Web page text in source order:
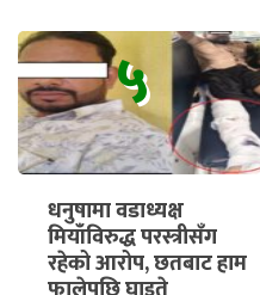
५
धनुषामा वडाध्यक्ष
मियाँविरुद्ध परस्त्रीसँग
रहेको आरोप, छतबाट हाम